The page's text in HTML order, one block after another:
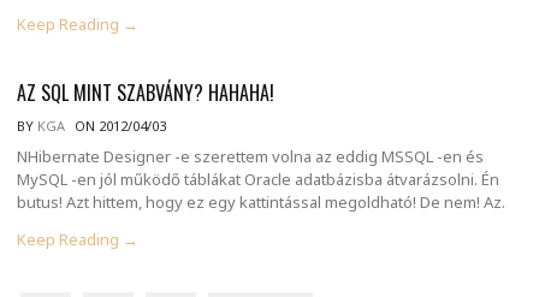
Keep Reading →
AZ SQL MINT SZABVÁNY? HAHAHA!
BY KGA ON 2012/04/03
NHibernate Designer -e szerettem volna az eddig MSSQL -en és
MySQL -en jól működő táblákat Oracle adatbázisba átvarázsolni. Én
butus! Azt hittem, hogy ez egy kattintással megoldható! De nem! Az.
Keep Reading →